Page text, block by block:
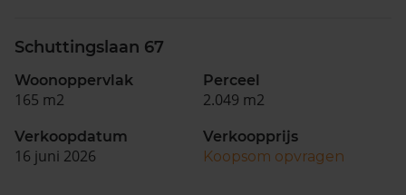
Schuttingslaan 67
Woonoppervlak
165 m2
Perceel
2.049 m2
Verkoopdatum
16 juni 2026
Verkoopprijs
Koopsom opvragen